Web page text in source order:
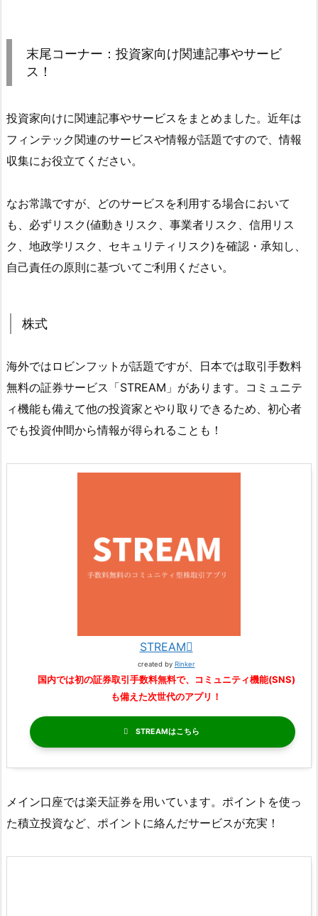
末尾コーナー：投資家向け関連記事やサービ
ス！
投資家向けに関連記事やサービスをまとめました。近年は
フィンテック関連のサービスや情報が話題ですので、情報
収集にお役立てください。
なお常識ですが、どのサービスを利用する場合において
も、必ずリスク(値動きリスク、事業者リスク、信用リス
ク、地政学リスク、セキュリティリスク)を確認・承知し、
自己責任の原則に基づいてご利用ください。
株式
海外ではロビンフットが話題ですが、日本では取引手数料
無料の証券サービス「STREAM」があります。コミュニテ
ィ機能も備えて他の投資家とやり取りできるため、初心者
でも投資仲間から情報が得られることも！
STREAM
created by Rinker
国内では初の証券取引手数料無料で、コミュニティ機能(SNS)
も備えた次世代のアプリ！
STREAM
メイン口座では楽天証券を用いています。ポイントを使っ
た積立投資など、ポイントに絡んだサービスが充実！